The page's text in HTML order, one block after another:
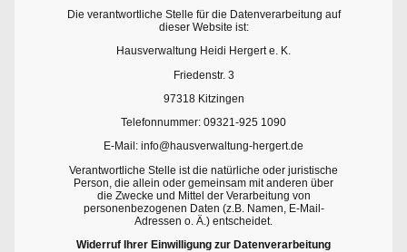
Die verantwortliche Stelle für die Datenverarbeitung auf
dieser Website ist:
Hausverwaltung Heidi Hergert e. K.
Friedenstr. 3
97318 Kitzingen
Telefonnummer: 09321-925 1090
E-Mail: info@hausverwaltung-hergert.de
Verantwortliche Stelle ist die natürliche oder juristische
Person, die allein oder gemeinsam mit anderen über
die Zwecke und Mittel der Verarbeitung von
personenbezogenen Daten (z.B. Namen, E-Mail-
Adressen o. Ä.) entscheidet.
Widerruf Ihrer Einwilligung zur Datenverarbeitung